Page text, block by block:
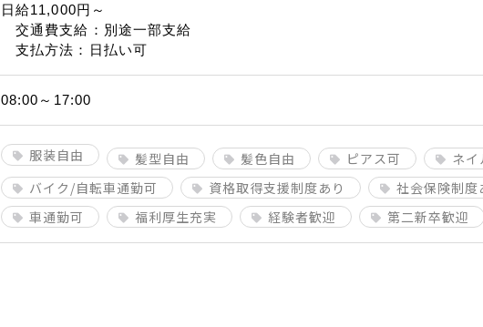
日給11,000円～
交通費支給：別途一部支給
支払方法：日払い可
08:00～17:00
服装自由 髪型自由 髪色自由 ピアス可
ネ
バイク/自転車通勤可
資格取得支援制度あり
社会保険制度
車通勤可
福利厚生充実 経験者歓迎 第二新卒歓迎